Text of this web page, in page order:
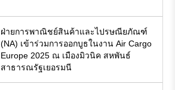
ฝ่ายการพาณิชย์สินค้าและไปรษณียภัณฑ์
(NA) เข้าร่วมการออกบูธในงาน Air Cargo
Europe 2025 ณ เมืองมิวนิค สหพันธ์
สาธารณรัฐเยอรมนี